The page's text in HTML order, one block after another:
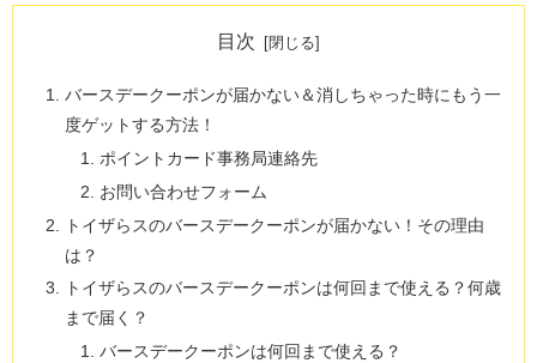
目次
バースデークーポンが届かない＆消しちゃった時にもう一
度ゲットする方法！
ポイントカード事務局連絡先
お問い合わせフォーム
トイザらスのバースデークーポンが届かない！その理由
は？
トイザらスのバースデークーポンは何回まで使える？何歳
まで届く？
バースデークーポンは何回まで使える？